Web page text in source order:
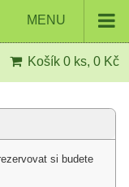
MENU
Košík 0 ks, 0 Kč
si budete